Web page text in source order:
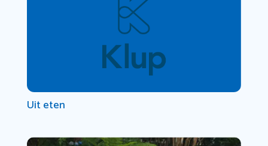
Uit eten